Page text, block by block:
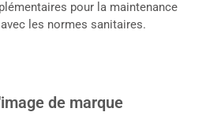
pour la maintenance
les normes sanitaires.
de marque